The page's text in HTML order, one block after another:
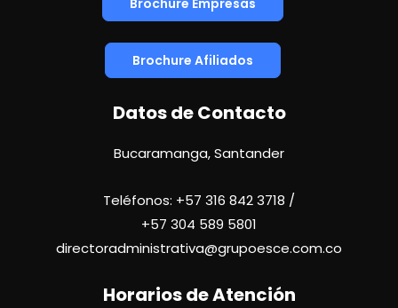
Brochure Afiliados
Datos de Contacto
Bucaramanga, Santander
Teléfonos: +57 316 842 3718 /
+57 304 589 5801
directoradministrativa@grupoesce.com.co
Horarios de Atención